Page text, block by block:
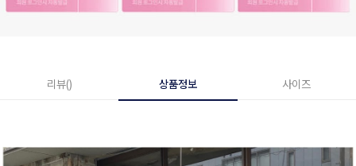
리뷰() 상품정보 사이즈